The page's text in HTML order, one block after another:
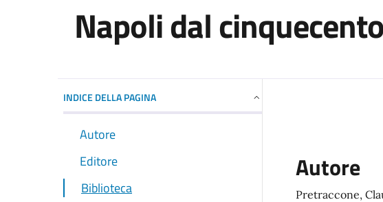
Napoli dal
INDICE DELLA PAGINA
Autore
Editore
Biblioteca
Autore
Pretraccone,